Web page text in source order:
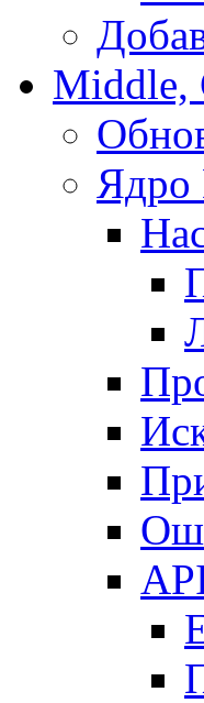
Middle,
Ядро